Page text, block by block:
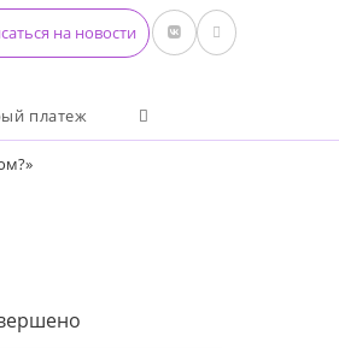
на новости
платеж Переключить поиск по